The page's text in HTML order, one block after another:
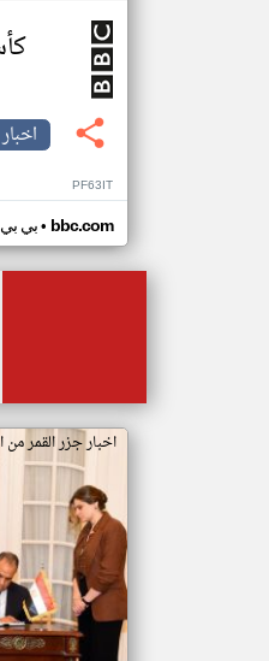
PF63IT
بي• bbc.com
اخبار جزر القمر